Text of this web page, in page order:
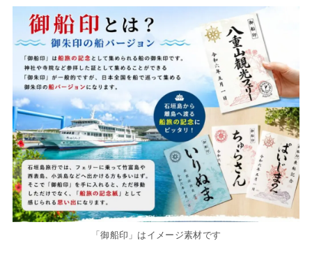
「御船印」はイメージ素材です